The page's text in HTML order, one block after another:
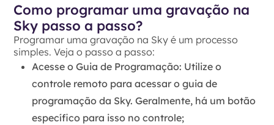
Como programar uma gravação na
Sky passo a passo?
Programar uma gravação na Sky é um processo
simples. Veja o passo a passo:
Acesse o Guia de Programação: Utilize o
controle remoto para acessar o guia de
programação da Sky. Geralmente, há um botão
específico para isso no controle;